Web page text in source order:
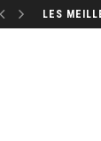
LES